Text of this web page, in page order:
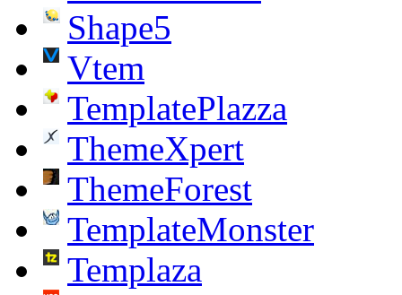
Shape5
Vtem
TemplatePlazza
ThemeXpert
ThemeForest
TemplateMonster
Templaza